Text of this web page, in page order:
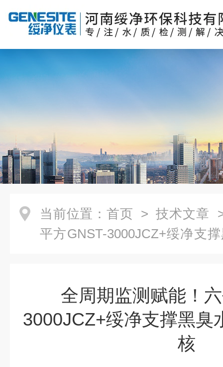
当前位置： 首页 > 技术文章
平方GNST-3000JCZ+绥净支
全周期监测赋能！
3000JCZ+绥净支撑黑臭
核